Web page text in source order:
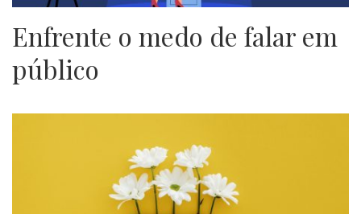
Enfrente o medo de falar em
público